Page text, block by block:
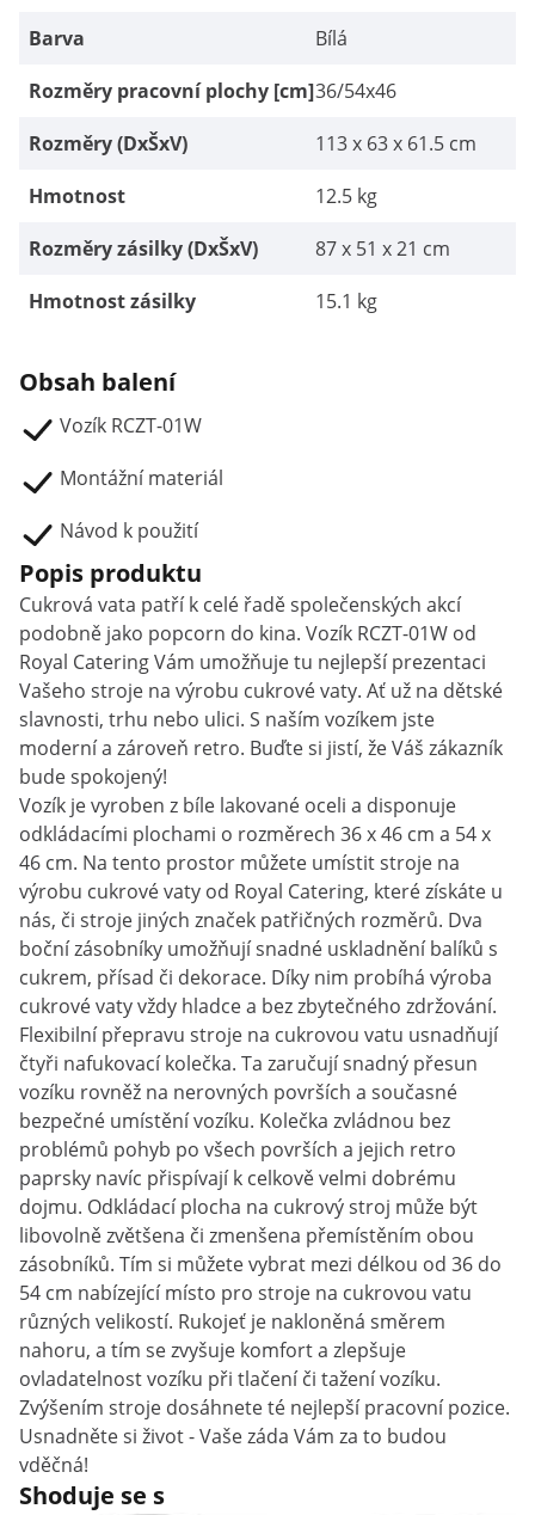
Barva
Bílá
Rozměry pracovní plochy [cm]36/54x46
Rozměry (DxŠxV)
113 x 63 x 61.5 cm
Hmotnost
12.5 kg
Rozměry zásilky (DxŠxV)
87 x 51 x 21 cm
Hmotnost zásilky
15.1 kg
Obsah balení
Vozík RCZT-01W
Montážní materiál
Návod k použití
Popis produktu
Cukrová vata patří k celé řadě společenských akcí
podobně jako popcorn do kina. Vozík RCZT-01W od
Royal Catering Vám umožňuje tu nejlepší prezentaci
Vašeho stroje na výrobu cukrové vaty. Ať už na dětské
slavnosti, trhu nebo ulici. S naším vozíkem jste
moderní a zároveň retro. Buďte si jistí, že Váš zákazník
bude spokojený!
Vozík je vyroben z bíle lakované oceli a disponuje
odkládacími plochami o rozměrech 36 x 46 cm a 54 x
46 cm. Na tento prostor můžete umístit stroje na
výrobu cukrové vaty od Royal Catering, které získáte u
nás, či stroje jiných značek patřičných rozměrů. Dva
boční zásobníky umožňují snadné uskladnění balíků s
cukrem, přísad či dekorace. Díky nim probíhá výroba
cukrové vaty vždy hladce a bez zbytečného zdržování.
Flexibilní přepravu stroje na cukrovou vatu usnadňují
čtyři nafukovací kolečka. Ta zaručují snadný přesun
vozíku rovněž na nerovných površích a současné
bezpečné umístění vozíku. Kolečka zvládnou bez
problémů pohyb po všech površích a jejich retro
paprsky navíc přispívají k celkově velmi dobrému
dojmu. Odkládací plocha na cukrový stroj může být
libovolně zvětšena či zmenšena přemístěním obou
zásobníků. Tím si můžete vybrat mezi délkou od 36 do
54 cm nabízející místo pro stroje na cukrovou vatu
různých velikostí. Rukojeť je nakloněná směrem
nahoru, a tím se zvyšuje komfort a zlepšuje
ovladatelnost vozíku při tlačení či tažení vozíku.
Zvýšením stroje dosáhnete té nejlepší pracovní pozice.
Usnadněte si život - Vaše záda Vám za to budou
vděčná!
Shoduje se s